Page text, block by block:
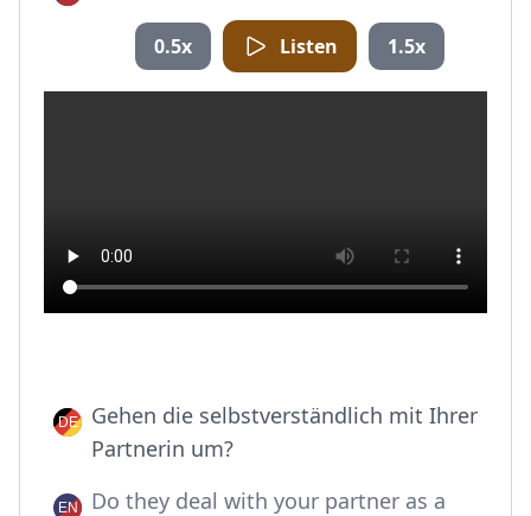
0.5x Listen 1.5x
Gehen die selbstverständlich mit Ihrer
Partnerin um?
Do they deal with your partner as a